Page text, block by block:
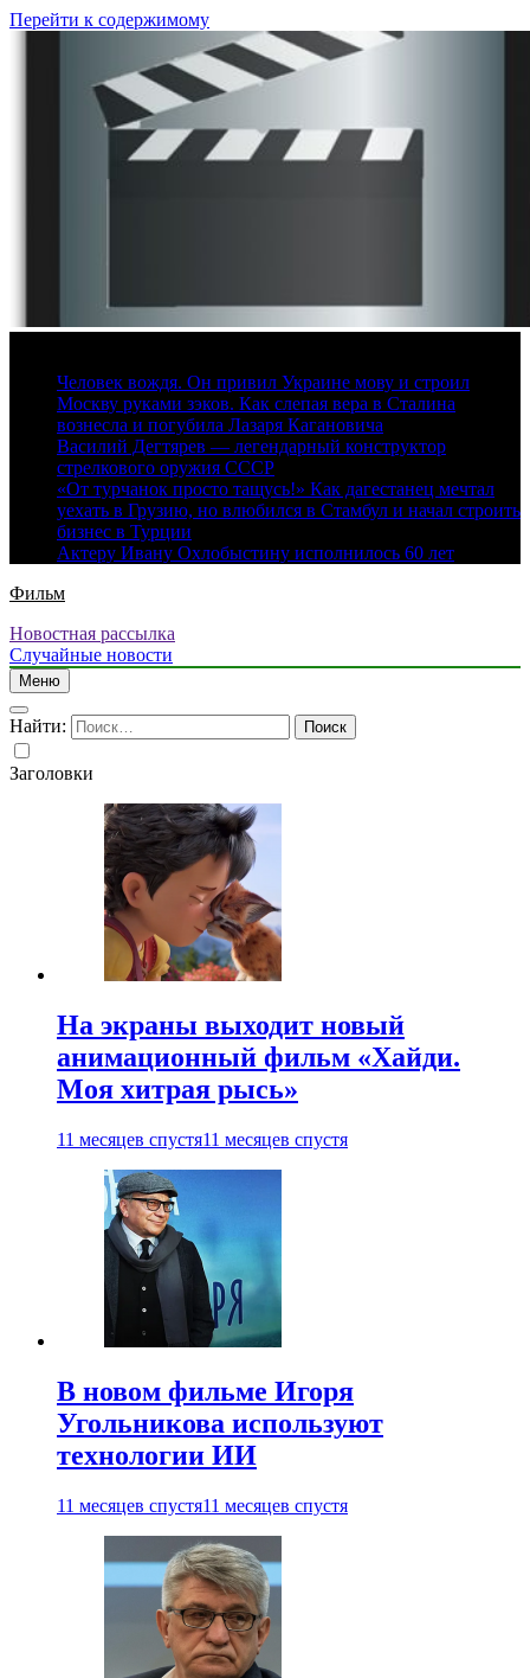
Перейти к содержимому
Человек вождя. Он привил Украине мову и строил
Москву руками зэков. Как слепая вера в Сталина
вознесла и погубила Лазаря Кагановича
Василий Дегтярев — легендарный конструктор
стрелкового оружия СССР
«От турчанок просто тащусь!» Как дагестанец мечтал
уехать в Грузию, но влюбился в Стамбул и начал строить
бизнес в Турции
Актеру Ивану Охлобыстину исполнилось 60 лет
Фильм
Новостная рассылка
Случайные новости
Меню
Найти:
Заголовки
На экраны выходит новый
анимационный фильм «Хайди.
Моя хитрая рысь»
11 месяцев спустя11 месяцев спустя
В новом фильме Игоря
Угольникова используют
технологии ИИ
11 месяцев спустя11 месяцев спустя